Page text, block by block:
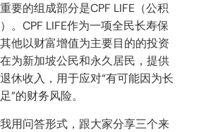
要的组成部分是CPF LIFE（公积
。CPF LIFE作为一项全民长寿保
他以财富增值为主要目的的投资
为新加坡公民和永久居民，提供
休收入，用于应对“有可能因为长
”的财务风险。
用问答形式，跟大家分享三个来